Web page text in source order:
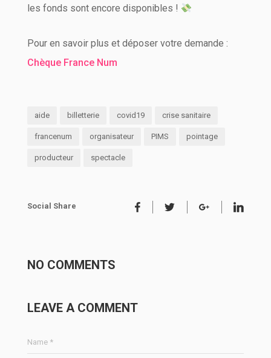
les fonds sont encore disponibles !
Pour en savoir plus et déposer votre demande :
Chèque France Num
aide billetterie covid19 crise sanitaire
francenum organisateur PIMS pointage
producteur spectacle
Social Share
NO COMMENTS
LEAVE A COMMENT
Name *